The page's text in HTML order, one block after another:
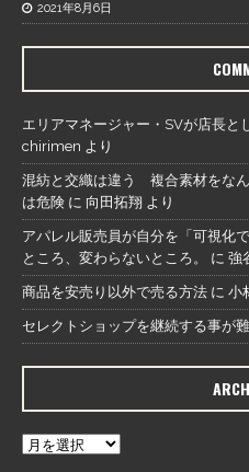
2021年8月6日
エリアマネージャー・SVが店長と
chirimen より
混紡と交織は違う 複合素材をな
は危険 に 向田拓翔 より
アパレル販売員が自分を「可視化
ところ、変わらないところ。
に 強
商品を安売り以外で売る方法 に 小
セレクトショップを継続する事が